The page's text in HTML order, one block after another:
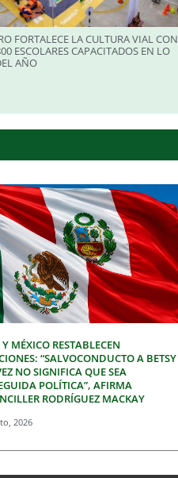
FORTALECE LA CULTURA VIAL CON
ESCOLARES CAPACITADOS EN LO
AÑO
Y MÉXICO RESTABLECEN
“SALVOCONDUCTO A BETSY
NO SIGNIFICA QUE SEA
POLÍTICA”, AFIRMA
RODRÍGUEZ MACKAY
2026